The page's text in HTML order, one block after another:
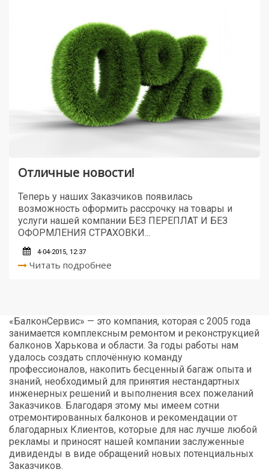
Отличные новости!
Теперь у наших Заказчиков появилась
возможность оформить рассрочку на товары и
услуги нашей компании БЕЗ ПЕРЕПЛАТ И БЕЗ
ОФОРМЛЕНИЯ СТРАХОВКИ...
4-04-2015, 12:37
Читать подробнее
«БалконСервис» — это компания, которая с 2005 года
занимается комплексным ремонтом и реконструкцией
балконов Харькова и области. За годы работы нам
удалось создать сплочённую команду
профессионалов, накопить бесценный багаж опыта и
знаний, необходимый для принятия нестандартных
инженерных решений и выполнения всех пожеланий
Заказчиков. Благодаря этому мы имеем сотни
отремонтированных балконов и рекомендации от
благодарных Клиентов, которые для нас лучше любой
рекламы и приносят нашей компании заслуженные
дивиденды в виде обращений новых потенциальных
Заказчиков.